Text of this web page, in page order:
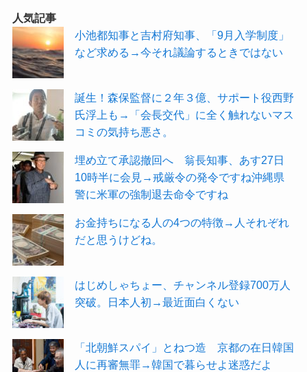
人気記事
小池都知事と吉村府知事、「9月入学制度」
など求める→今それ議論するときではない
誕生！森保監督に２年３億、サポート役西野
氏浮上も→「会長交代」に全く触れないマス
コミの気持ち悪さ。
埋め立て承認撤回へ 翁長知事、あす27日
10時半に会見→戒厳令の発令ですね沖縄県
警に米軍の強制退去命令ですね
お金持ちになる人の4つの特徴→人それぞれ
だと思うけどね。
はじめしゃちょー、チャンネル登録700万人
突破。日本人初→最近面白くない
「北朝鮮スパイ」とねつ造 京都の在日韓国
人に再審無罪→韓国で暮らせよ迷惑だよ